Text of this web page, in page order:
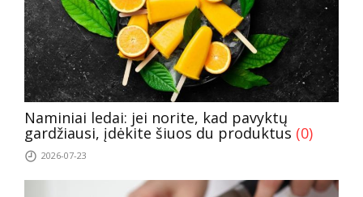
Naminiai ledai: jei norite, kad pavyktų
gardžiausi, įdėkite šiuos du produktus (0)
2026-07-23